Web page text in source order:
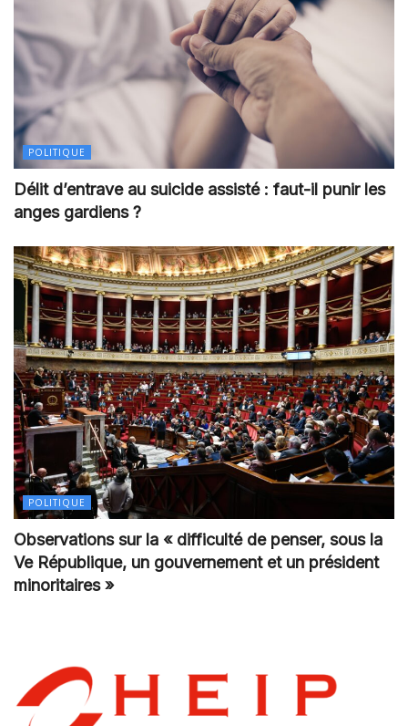
POLITIQUE
Délit d’entrave au suicide assisté : faut-il punir les
anges gardiens ?
POLITIQUE
Observations sur la « difficulté de penser, sous la
Ve République, un gouvernement et un président
minoritaires »